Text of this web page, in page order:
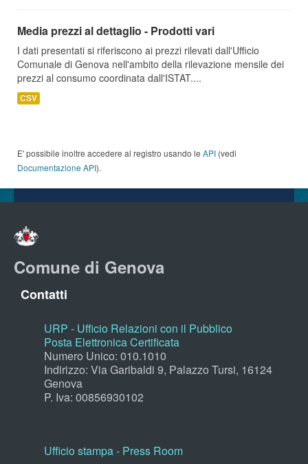
Media prezzi al dettaglio - Prodotti vari
I dati presentati si riferiscono ai prezzi rilevati dall'Ufficio
Comunale di Genova nell'ambito della rilevazione mensile dei
prezzi al consumo coordinata dall'ISTAT....
CSV
E' possibile inoltre accedere al registro usando le API (vedi
Documentazione API).
Comune di Genova
Contatti
URP - Ufficio Relazioni con il Pubblico
Posta Elettronica Certificata
Numero Unico: 010.1010
Indirizzo: Via Garibaldi 9, Palazzo Tursi, 16124
Genova
P. Iva: 00856930102
Ufficio stampa - Press Room